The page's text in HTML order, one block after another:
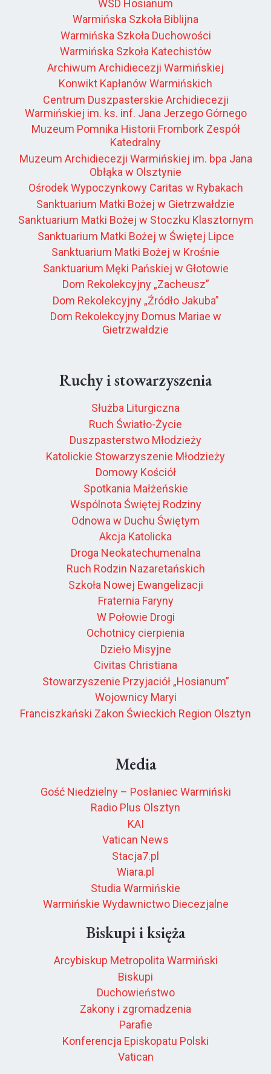
WSD Hosianum
Warmińska Szkoła Biblijna
Warmińska Szkoła Duchowości
Warmińska Szkoła Katechistów
Archiwum Archidiecezji Warmińskiej
Konwikt Kapłanów Warmińskich
Centrum Duszpasterskie Archidiecezji
Warmińskiej im. ks. inf. Jana Jerzego Górnego
Muzeum Pomnika Historii Frombork Zespół
Katedralny
Muzeum Archidiecezji Warmińskiej im. bpa Jana
Obłąka w Olsztynie
Ośrodek Wypoczynkowy Caritas w Rybakach
Sanktuarium Matki Bożej w Gietrzwałdzie
Sanktuarium Matki Bożej w Stoczku Klasztornym
Sanktuarium Matki Bożej w Świętej Lipce
Sanktuarium Matki Bożej w Krośnie
Sanktuarium Męki Pańskiej w Głotowie
Dom Rekolekcyjny „Zacheusz”
Dom Rekolekcyjny „Źródło Jakuba”
Dom Rekolekcyjny Domus Mariae w
Gietrzwałdzie
Ruchy i stowarzyszenia
Służba Liturgiczna
Ruch Światło-Życie
Duszpasterstwo Młodzieży
Katolickie Stowarzyszenie Młodzieży
Domowy Kościół
Spotkania Małżeńskie
Wspólnota Świętej Rodziny
Odnowa w Duchu Świętym
Akcja Katolicka
Droga Neokatechumenalna
Ruch Rodzin Nazaretańskich
Szkoła Nowej Ewangelizacji
Fraternia Faryny
W Połowie Drogi
Ochotnicy cierpienia
Dzieło Misyjne
Civitas Christiana
Stowarzyszenie Przyjaciół „Hosianum”
Wojownicy Maryi
Franciszkański Zakon Świeckich Region Olsztyn
Media
Gość Niedzielny – Posłaniec Warmiński
Radio Plus Olsztyn
KAI
Vatican News
Stacja7.pl
Wiara.pl
Studia Warmińskie
Warmińskie Wydawnictwo Diecezjalne
Biskupi i księża
Arcybiskup Metropolita Warmiński
Biskupi
Duchowieństwo
Zakony i zgromadzenia
Parafie
Konferencja Episkopatu Polski
Vatican